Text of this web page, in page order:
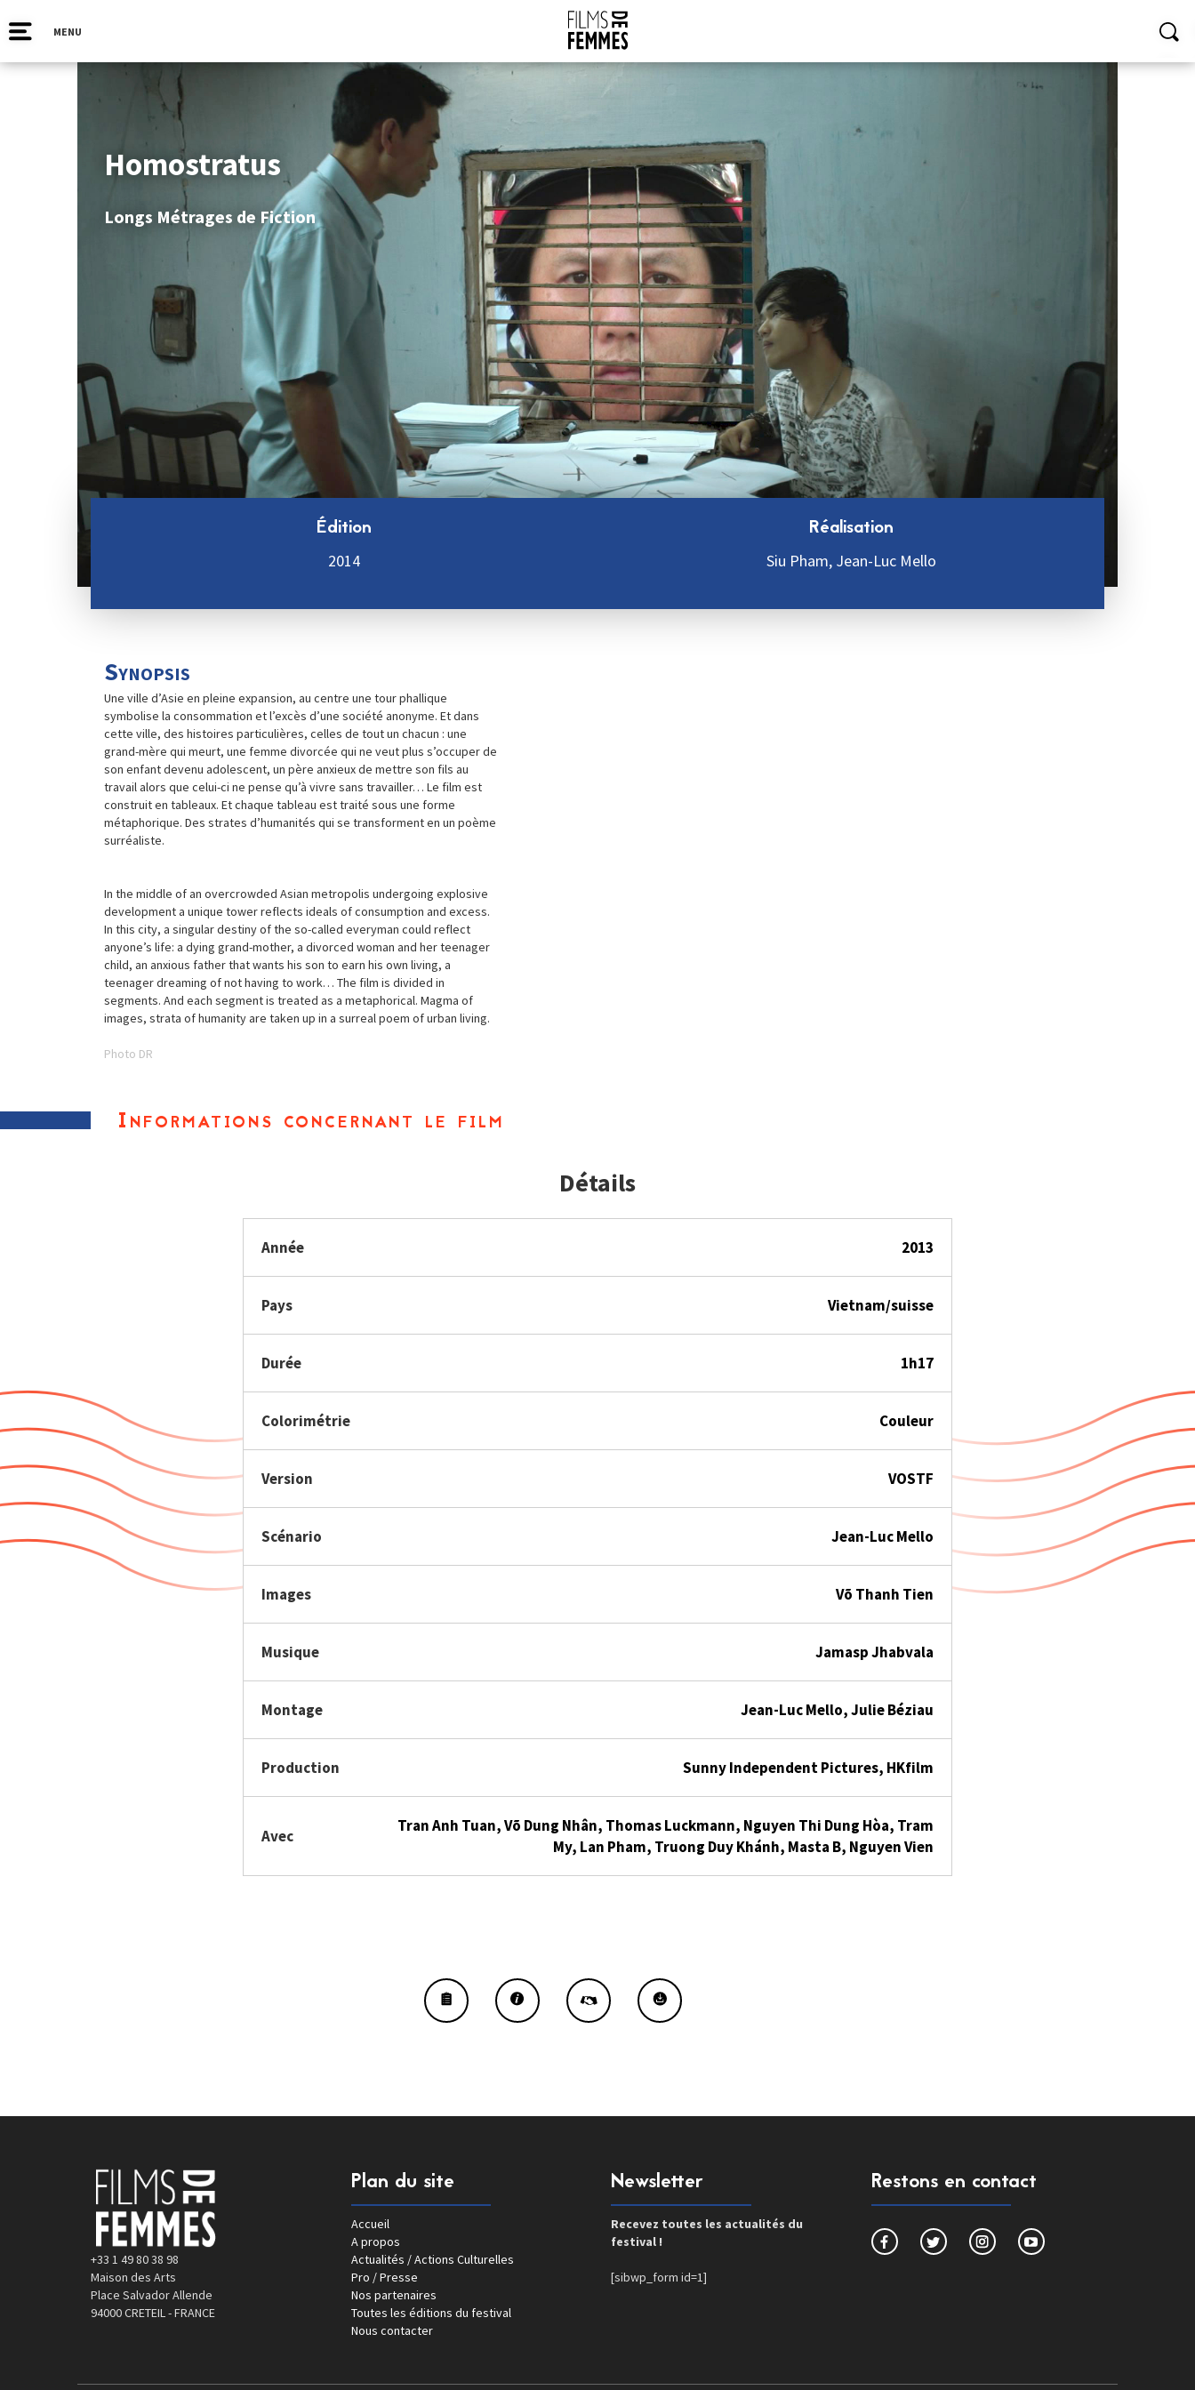
MENU
Homostratus
Longs Métrages de Fiction
Édition
2014
Réalisation
Siu Pham, Jean-Luc Mello
Synopsis
Une ville d’Asie en pleine expansion, au centre une tour phallique
symbolise la consommation et l’excès d’une société anonyme. Et dans
cette ville, des histoires particulières, celles de tout un chacun : une
grand-mère qui meurt, une femme divorcée qui ne veut plus s’occuper de
son enfant devenu adolescent, un père anxieux de mettre son fils au
travail alors que celui-ci ne pense qu’à vivre sans travailler… Le film est
construit en tableaux. Et chaque tableau est traité sous une forme
métaphorique. Des strates d’humanités qui se transforment en un poème
surréaliste.
In the middle of an overcrowded Asian metropolis undergoing explosive
development a unique tower reflects ideals of consumption and excess.
In this city, a singular destiny of the so-called everyman could reflect
anyone’s life: a dying grand-mother, a divorced woman and her teenager
child, an anxious father that wants his son to earn his own living, a
teenager dreaming of not having to work… The film is divided in
segments. And each segment is treated as a metaphorical. Magma of
images, strata of humanity are taken up in a surreal poem of urban living.
Photo DR
Informations concernant le film
Détails
Année 2013
Pays Vietnam/suisse
Durée 1h17
Colorimétrie Couleur
Version VOSTF
Scénario Jean-Luc Mello
Images Võ Thanh Tien
Musique Jamasp Jhabvala
Montage Jean-Luc Mello, Julie Béziau
Production Sunny Independent Pictures, HKfilm
Avec
Tran Anh Tuan, Võ Dung Nhân, Thomas Luckmann, Nguyen Thi Dung Hòa, Tram
My, Lan Pham, Truong Duy Khánh, Masta B, Nguyen Vien
+33 1 49 80 38 98
Maison des Arts
Place Salvador Allende
94000 CRETEIL - FRANCE
Plan du site
Accueil
A propos
Actualités / Actions Culturelles
Pro / Presse
Nos partenaires
Toutes les éditions du festival
Nous contacter
Newsletter
Recevez toutes les actualités du
festival !
[sibwp_form id=1]
Restons en contact